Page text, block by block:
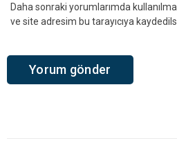
Daha sonraki yorumlarımda
ve site adresim bu tarayıcıya